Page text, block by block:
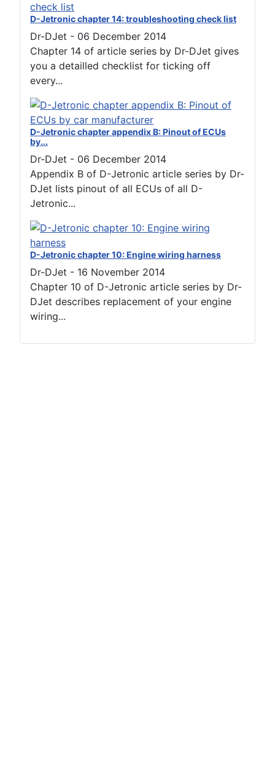
D-Jetronic chapter 14: troubleshooting check list
Dr-DJet - 06 December 2014
Chapter 14 of article series by Dr-DJet gives
you a detailled checklist for ticking off
every...
D-Jetronic chapter appendix B: Pinout of ECUs
by...
Dr-DJet - 06 December 2014
Appendix B of D-Jetronic article series by Dr-
DJet lists pinout of all ECUs of all D-
Jetronic...
D-Jetronic chapter 10: Engine wiring harness
Dr-DJet - 16 November 2014
Chapter 10 of D-Jetronic article series by Dr-
DJet describes replacement of your engine
wiring...